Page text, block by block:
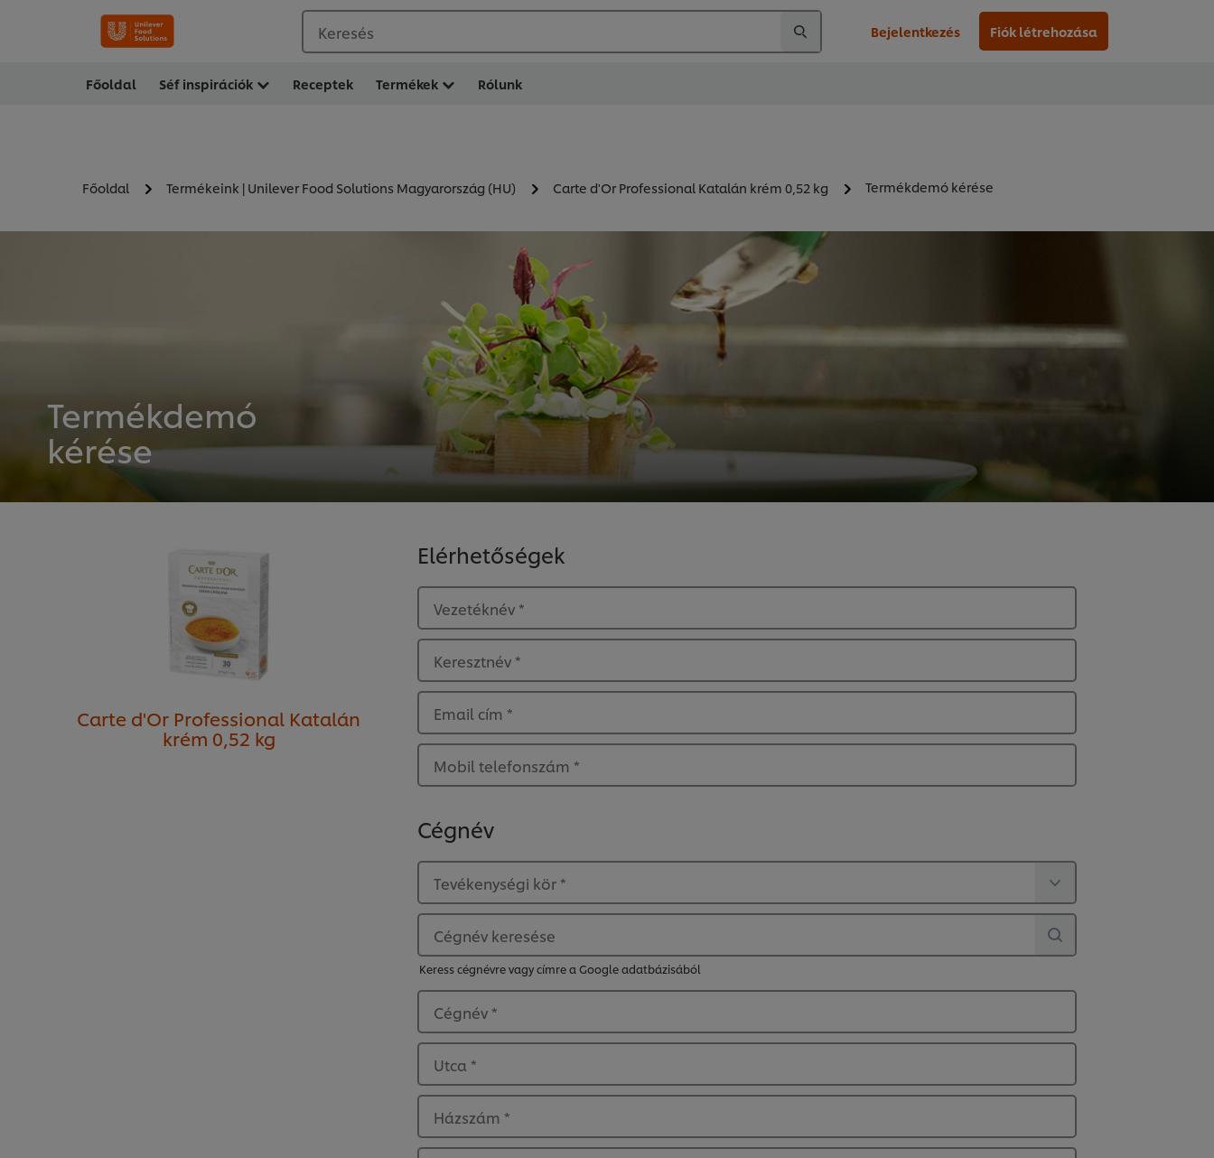
Keresés Bejelentkezés Fiók létrehozása
Főoldal Séf inspirációk Receptek Termékek Rólunk
Főoldal Termékeink | Unilever Food Solutions Magyarország (HU) Carte d'Or Professional Katalán krém 0,52 kg Termékdemó kérése
Termékdemó
kérése
Elérhetőségek
Vezetéknév *
Keresztnév *
Email cím *
Mobil telefonszám *
Cégnév
Tevékenységi kör *
Cégnév keresése
Keress cégnévre vagy címre a Google adatbázisából
Cégnév *
Utca *
Házszám *
Carte d'Or Professional Katalán
krém 0,52 kg